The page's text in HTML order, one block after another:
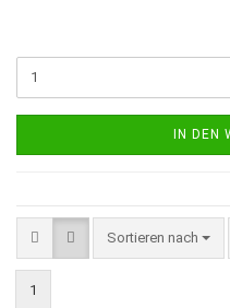
IN DEN
Sortieren nach
1